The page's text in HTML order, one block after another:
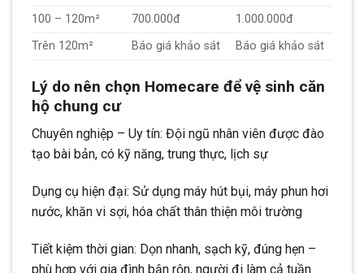
100 – 120m²
700.000đ
1.000.000đ
Trên 120m²
Báo giá khảo sát Báo giá khảo sát
Lý do nên chọn Homecare để vệ sinh căn
hộ chung cư
Chuyên nghiệp – Uy tín: Đội ngũ nhân viên được đào
tạo bài bản, có kỹ năng, trung thực, lịch sự
Dụng cụ hiện đại: Sử dụng máy hút bụi, máy phun hơi
nước, khăn vi sợi, hóa chất thân thiện môi trường
Tiết kiệm thời gian: Dọn nhanh, sạch kỹ, đúng hẹn –
phù hợp với gia đình bận rộn, người đi làm cả tuần